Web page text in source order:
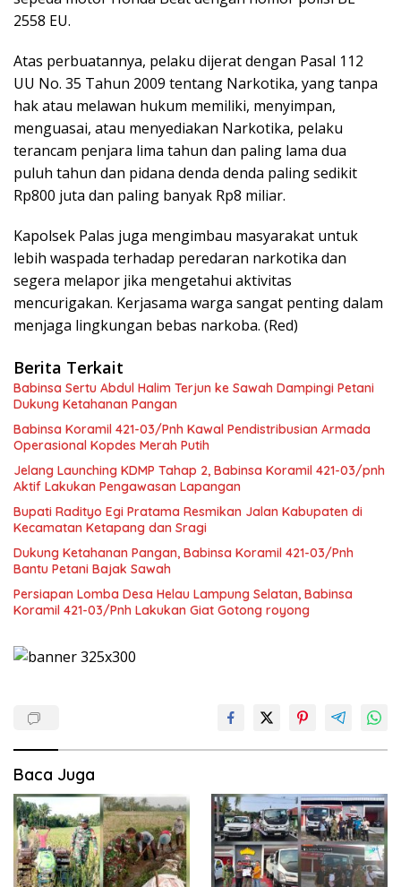
2558 EU.
Atas perbuatannya, pelaku dijerat dengan Pasal 112
UU No. 35 Tahun 2009 tentang Narkotika, yang tanpa
hak atau melawan hukum memiliki, menyimpan,
menguasai, atau menyediakan Narkotika, pelaku
terancam penjara lima tahun dan paling lama dua
puluh tahun dan pidana denda denda paling sedikit
Rp800 juta dan paling banyak Rp8 miliar.
Kapolsek Palas juga mengimbau masyarakat untuk
lebih waspada terhadap peredaran narkotika dan
segera melapor jika mengetahui aktivitas
mencurigakan. Kerjasama warga sangat penting dalam
menjaga lingkungan bebas narkoba. (Red)
Berita Terkait
Babinsa Sertu Abdul Halim Terjun ke Sawah Dampingi Petani
Dukung Ketahanan Pangan
Babinsa Koramil 421-03/Pnh Kawal Pendistribusian Armada
Operasional Kopdes Merah Putih
Jelang Launching KDMP Tahap 2, Babinsa Koramil 421-03/pnh
Aktif Lakukan Pengawasan Lapangan
Bupati Radityo Egi Pratama Resmikan Jalan Kabupaten di
Kecamatan Ketapang dan Sragi
Dukung Ketahanan Pangan, Babinsa Koramil 421-03/Pnh
Bantu Petani Bajak Sawah
Persiapan Lomba Desa Helau Lampung Selatan, Babinsa
Koramil 421-03/Pnh Lakukan Giat Gotong royong
Baca Juga